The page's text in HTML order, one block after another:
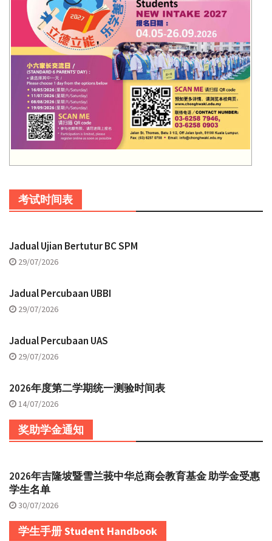
考试时间表
Jadual Ujian Bertutur BC SPM
29/07/2026
Jadual Percubaan UBBI
29/07/2026
Jadual Percubaan UAS
29/07/2026
2026年度第二学期统一测验时间表
14/07/2026
奖助学金通知
2026年吉隆坡暨雪兰莪中华总商会教育基金 助学金受惠
学生名单
30/07/2026
学生手册 Student Handbook